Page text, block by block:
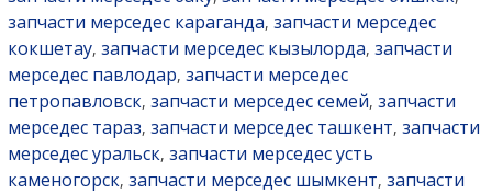
запчасти мерседес караганда, запчасти мерседес
кокшетау, запчасти мерседес кызылорда, запчасти
мерседес павлодар, запчасти мерседес
петропавловск, запчасти мерседес семей, запчасти
мерседес тараз, запчасти мерседес ташкент, запчасти
мерседес уральск, запчасти мерседес усть
каменогорск, запчасти мерседес шымкент, запчасти